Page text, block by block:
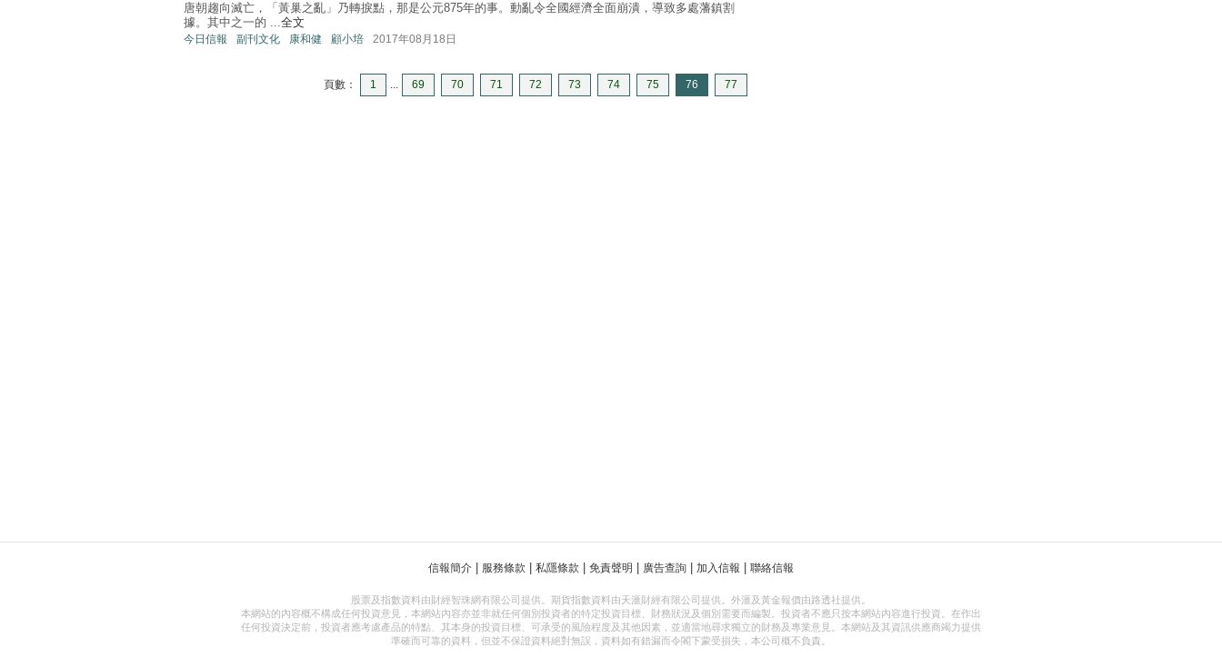
唐朝趨向滅亡，「黃巢之亂」乃轉捩點，那是公元875年的事。動亂令全國經濟全面崩潰，導致多處藩鎮割
據。其中之一的 ...全文
今日信報 副刊文化 康和健 顧小培 2017年08月18日
頁數： 1 ... 69 70 71 72 73 74 75 76 77
信報簡介 服務條款 私隱條款 免責聲明 廣告查詢 加入信報 聯絡信報
股票及指數資料由財經智珠網有限公司提供。期貨指數資料由天滙財經有限公司提供。外滙及黃金報價由路透社提供。
本網站的內容概不構成任何投資意見，本網站內容亦並非就任何個別投資者的特定投資目標、財務狀況及個別需要而編製。投資者不應只按本網站內容進行投資。在作出
任何投資決定前，投資者應考慮產品的特點、其本身的投資目標、可承受的風險程度及其他因素，並適當地尋求獨立的財務及專業意見。本網站及其資訊供應商竭力提供
準確而可靠的資料，但並不保證資料絕對無誤，資料如有錯漏而令閣下蒙受損失，本公司概不負責。